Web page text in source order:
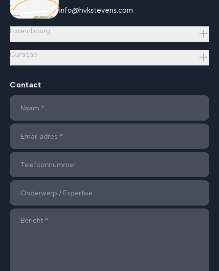
info@hvkstevens.com
Luxembourg
Curaçao
Contact